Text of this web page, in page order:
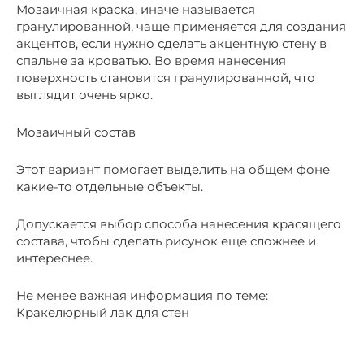
Мозаичная краска, иначе называется
гранулированной, чаще применяется для создания
акцентов, если нужно сделать акцентную стену в
спальне за кроватью. Во время нанесения
поверхность становится гранулированной, что
выглядит очень ярко.
Мозаичный состав
Этот вариант помогает выделить на общем фоне
какие-то отдельные объекты.
Допускается выбор способа нанесения красящего
состава, чтобы сделать рисунок еще сложнее и
интереснее.
Не менее важная информация по теме:
Кракелюрный лак для стен